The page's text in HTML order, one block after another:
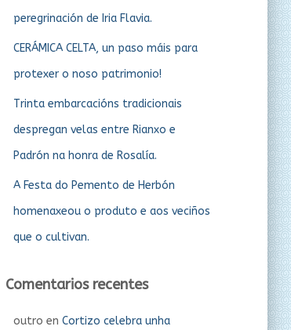
peregrinación de Iria Flavia.
CERÁMICA CELTA, un paso máis para
protexer o noso patrimonio!
Trinta embarcacións tradicionais
despregan velas entre Rianxo e
Padrón na honra de Rosalía.
A Festa do Pemento de Herbón
homenaxeou o produto e aos veciños
que o cultivan.
Comentarios recentes
outro en Cortizo celebra unha